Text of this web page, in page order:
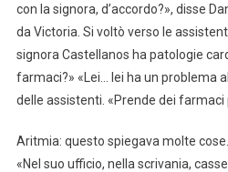
con la signora, d’accordo?», disse
da Victoria. Si voltò verso le
signora Castellanos ha patologie
farmaci?» «Lei… lei ha un problema
delle assistenti. «Prende dei farmaci
Aritmia: questo spiegava molte
«Nel suo ufficio, nella scrivania,